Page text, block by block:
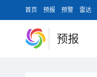
首页 预报 预警 雷达
预报